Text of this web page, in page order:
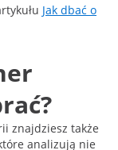
Jak dbać o
znajdziesz także
analizują nie